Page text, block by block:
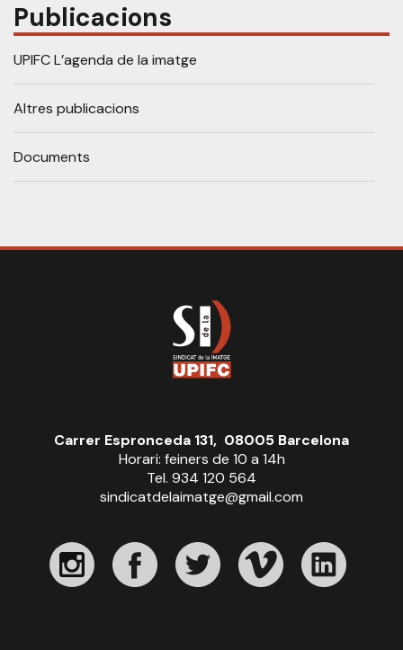
Publicacions
UPIFC L’agenda de la imatge
Altres publicacions
Documents
Carrer Espronceda 131, 08005 Barcelona
Horari: feiners de 10 a 14h
Tel. 934 120 564
sindicatdelaimatge@gmail.com